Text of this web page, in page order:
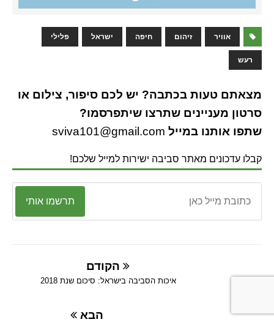
אוויר זיהום חיפה ישראל פלילי
רעש
מצאתם טעות בכתבה? יש לכם סיפור, צילום או
סרטון מעניינים שתרצו שיתפרסמו?
שתפו אותנו במייל sviva101@gmail.com
קבלו עדכונים מאתר סביבה ישירות למייל שלכם!
תרשמו אותי
הקודם
איכות הסביבה בישראל: סיכום שנת 2018
הבא